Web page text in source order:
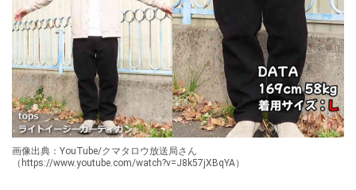
画像出典：YouTube/クマタロウ放送局さん
（https://www.youtube.com/watch?v=J8k57jXBqYA）